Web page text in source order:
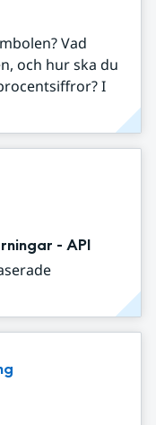
Vad
och hur ska du
I
- API